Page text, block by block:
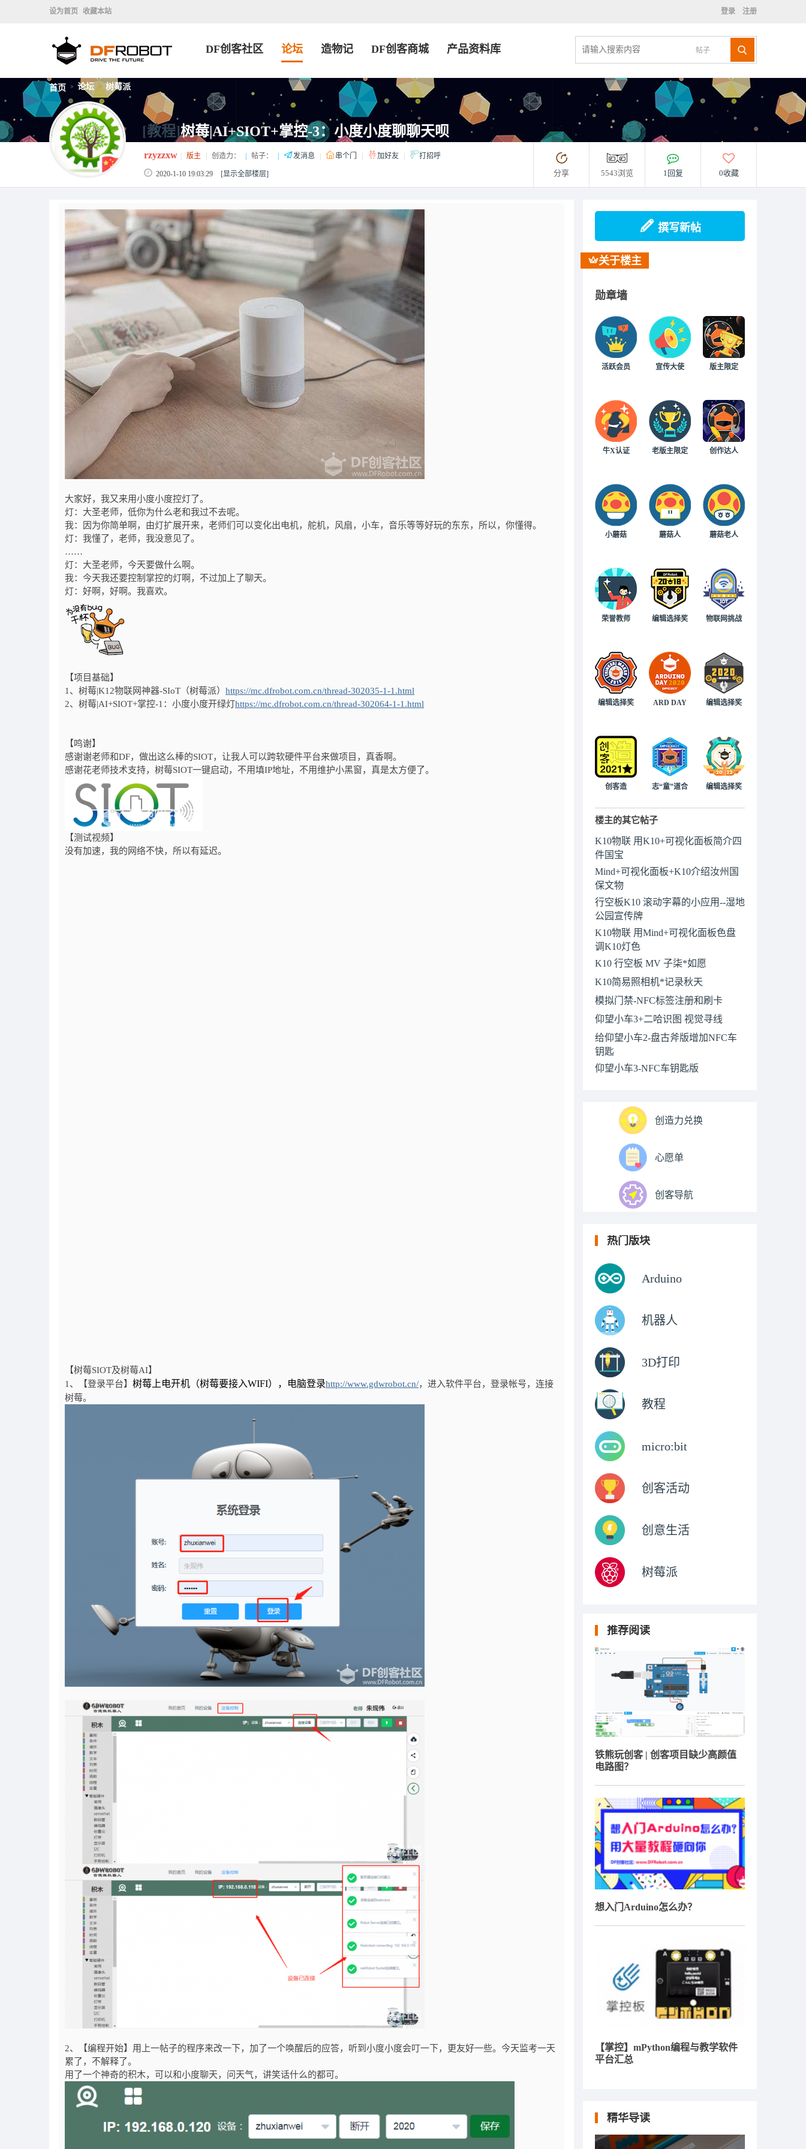
设为首页 收藏本站 登录 注册
帖子
DF创客社区 论坛 造物记 DF创客商城 产品资料库
首页 > 论坛 > 树莓派
[教程]树莓|AI+SIOT+掌控-3：小度小度聊聊天呗
rzyzzxw 版主 创造力： 帖子： 发消息 串个门 加好友 打招呼
2020-1-10 19:03:29 [显示全部楼层] 分享 5543浏览 1回复 0收藏
大家好，我又来用小度小度控灯了。
灯：大圣老师，低你为什么老和我过不去呢。
我：因为你简单啊，由灯扩展开来，老师们可以变化出电机，舵机，风扇，小车，音乐等等好玩的东东，所以，你懂得。
灯：我懂了，老师，我没意见了。
……
灯：大圣老师，今天要做什么啊。
我：今天我还要控制掌控的灯啊，不过加上了聊天。
灯：好啊，好啊。我喜欢。
【项目基础】
1、树莓|K12物联网神器-SIoT（树莓派） https://mc.dfrobot.com.cn/thread-302035-1-1.html
2、树莓|AI+SIOT+掌控-1：小度小度开绿灯https://mc.dfrobot.com.cn/thread-302064-1-1.html
【鸣谢】
感谢谢老师和DF，做出这么棒的SIOT，让我人可以跨软硬件平台来做项目，真香啊。
感谢花老师技术支持，树莓SIOT一键启动，不用填IP地址，不用维护小黑窗，真是太方便了。
【测试视频】
没有加速，我的网络不快，所以有延迟。
【树莓SIOT及树莓AI】
1、【登录平台】 树莓上电开机（树莓要接入WIFI），电脑登录http://www.gdwrobot.cn/，进入软件平台，登录帐号，连接
树莓。
2、【编程开始】用上一帖子的程序来改一下，加了一个唤醒后的应答，听到小度小度会叮一下，更友好一些。今天监考一天
累了，不解释了。
用了一个神奇的积木，可以和小度聊天，问天气，讲笑话什么的都可。
撰写新帖
关于楼主
勋章墙
活跃会员 宣传大使 版主限定
牛X认证 老版主限定 创作达人
小蘑菇 蘑菇人 蘑菇老人
荣誉教师 编辑选择奖 物联网挑战
编辑选择奖 ARD DAY 编辑选择奖
创客造 志“童”道合 编辑选择奖
楼主的其它帖子
K10物联 用K10+可视化面板简介四
件国宝
Mind+可视化面板+K10介绍汝州国
保文物
行空板K10 滚动字幕的小应用--湿地
公园宣传牌
K10物联 用Mind+可视化面板色盘
调K10灯色
K10 行空板 MV 子柒*如愿
K10简易照相机*记录秋天
模拟门禁-NFC标签注册和刷卡
仰望小车3+二哈识图 视觉寻线
给仰望小车2-盘古斧版增加NFC车
钥匙
仰望小车3-NFC车钥匙版
创造力兑换
心愿单
创客导航
热门版块
Arduino
机器人
3D打印
教程
micro:bit
创客活动
创意生活
树莓派
推荐阅读
铁熊玩创客 | 创客项目缺少高颜值
电路图？
想入门Arduino怎么办？
【掌控】mPython编程与教学软件
平台汇总
精华导读